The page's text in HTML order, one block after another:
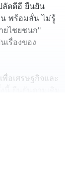
ลัดดีอี ยืนยัน
พร้อมลั่น ไม่รู้
ยไชยชนก"
เรื่องของ
อเศรษฐกิจและ
ะมูลโครงการฯ